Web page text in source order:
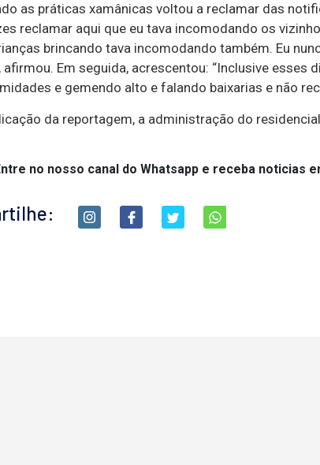
as práticas xamânicas voltou a reclamar das
reclamar aqui que eu tava incomodando os
brincando tava incomodando também. Eu
afirmou. Em seguida, acrescentou: “Inclusive esses
e gemendo alto e falando baixarias e não
da reportagem, a administração do
no nosso canal do Whatsapp e receba noticias